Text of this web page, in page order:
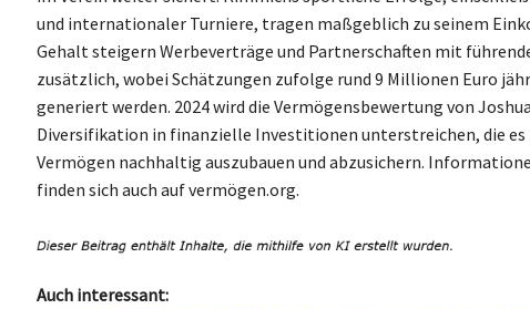
und internationaler Turniere, tragen maßgeblich zu seinem
Gehalt steigern Werbeverträge und Partnerschaften mit
zusätzlich, wobei Schätzungen zufolge rund 9 Millionen Euro
generiert werden. 2024 wird die Vermögensbewertung von
Diversifikation in finanzielle Investitionen unterstreichen, die
Vermögen nachhaltig auszubauen und abzusichern.
finden sich auch auf vermögen.org.
Auch interessant: